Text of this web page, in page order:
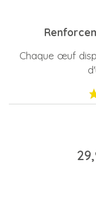
Chaque œuf